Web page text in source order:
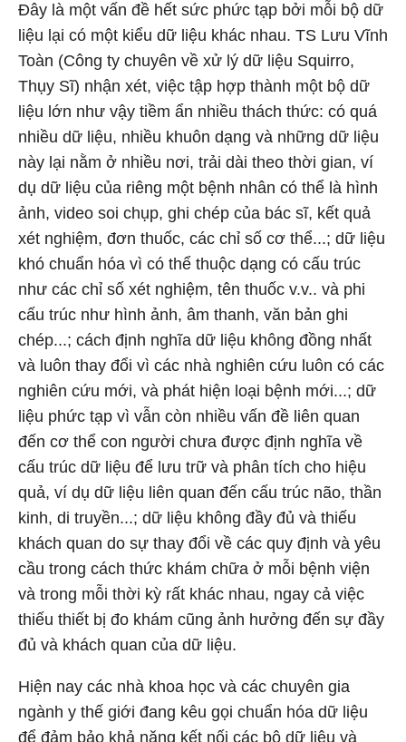
Đây là một vấn đề hết sức phức tạp bởi mỗi bộ dữ
liệu lại có một kiểu dữ liệu khác nhau. TS Lưu Vĩnh
Toàn (Công ty chuyên về xử lý dữ liệu Squirro,
Thụy Sĩ) nhận xét, việc tập hợp thành một bộ dữ
liệu lớn như vậy tiềm ẩn nhiều thách thức: có quá
nhiều dữ liệu, nhiều khuôn dạng và những dữ liệu
này lại nằm ở nhiều nơi, trải dài theo thời gian, ví
dụ dữ liệu của riêng một bệnh nhân có thể là hình
ảnh, video soi chụp, ghi chép của bác sĩ, kết quả
xét nghiệm, đơn thuốc, các chỉ số cơ thể...; dữ liệu
khó chuẩn hóa vì có thể thuộc dạng có cấu trúc
như các chỉ số xét nghiệm, tên thuốc v.v.. và phi
cấu trúc như hình ảnh, âm thanh, văn bản ghi
chép...; cách định nghĩa dữ liệu không đồng nhất
và luôn thay đổi vì các nhà nghiên cứu luôn có các
nghiên cứu mới, và phát hiện loại bệnh mới...; dữ
liệu phức tạp vì vẫn còn nhiều vấn đề liên quan
đến cơ thể con người chưa được định nghĩa về
cấu trúc dữ liệu để lưu trữ và phân tích cho hiệu
quả, ví dụ dữ liệu liên quan đến cấu trúc não, thần
kinh, di truyền...; dữ liệu không đầy đủ và thiếu
khách quan do sự thay đổi về các quy định và yêu
cầu trong cách thức khám chữa ở mỗi bệnh viện
và trong mỗi thời kỳ rất khác nhau, ngay cả việc
thiếu thiết bị đo khám cũng ảnh hưởng đến sự đầy
đủ và khách quan của dữ liệu.
Hiện nay các nhà khoa học và các chuyên gia
ngành y thế giới đang kêu gọi chuẩn hóa dữ liệu
để đảm bảo khả năng kết nối các bộ dữ liệu và